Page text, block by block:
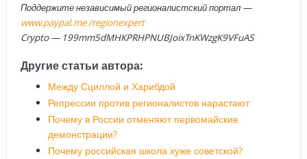
Поддержите независимый регионалистский портал —
www.paypal.me /regionexpert
Crypto — 199mm5dMHKPRHPNUBJoixTnKWzgK9VFuAS
Другие статьи автора:
Между Сциллой и Харибдой
Репрессии против регионалистов нарастают
Почему в России отменяют первомайские
демонстрации?
Почему российская школа хуже советской?